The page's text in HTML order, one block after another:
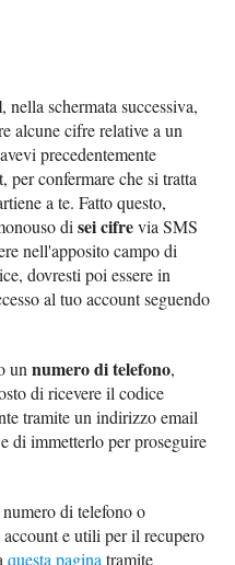
, nella schermata successiva,
alcune cifre relative a un
precedentemente
per confermare che si tratta
a te. Fatto questo,
disei cifrevia SMS
nell'apposito campo di
dovresti poi essere in
al tuo account seguendo
unnumero di telefono,
di ricevere il codice
tramite un indirizzo email
di immetterlo per proseguire
di telefono o
e utili per il recupero
questa pagina tramite